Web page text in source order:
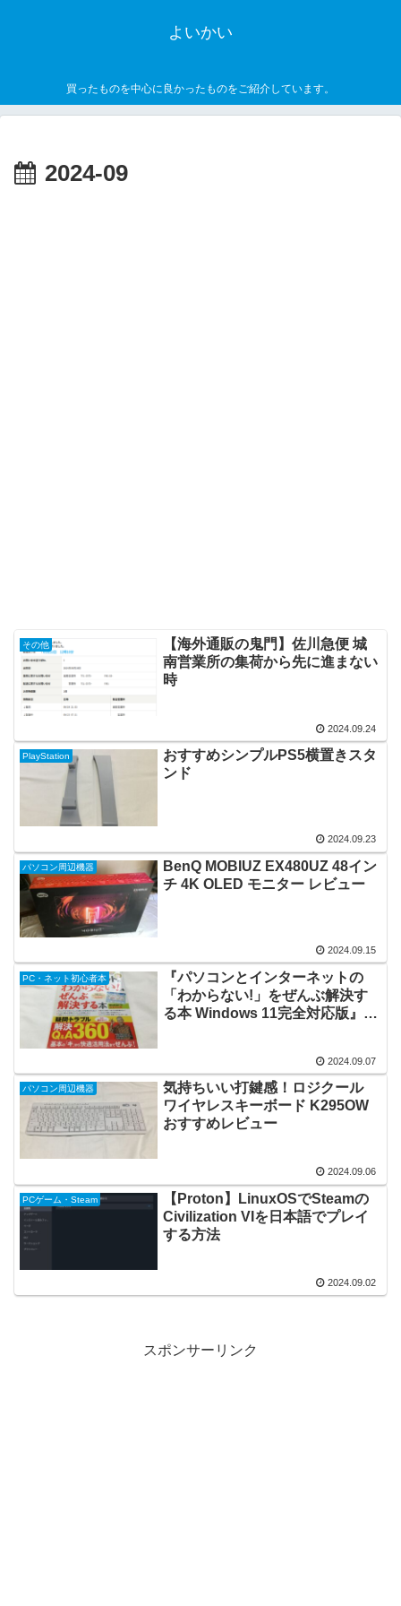
よいかい
買ったものを中心に良かったものをご紹介しています。
2024-09
その他
【海外通販の鬼門】佐川急便 城
南営業所の集荷から先に進まない
時
2024.09.24
PlayStation
おすすめシンプルPS5横置きスタ
ンド
2024.09.23
パソコン周辺機器
BenQ MOBIUZ EX480UZ 48イン
チ 4K OLED モニター レビュー
2024.09.15
PC・ネット初心者本
『パソコンとインターネットの
「わからない!」をぜんぶ解決す
る本 Windows 11完全対応版』を
2024.09.07
パソコン周辺機器
気持ちいい打鍵感！ロジクール
ワイヤレスキーボード K295OW
おすすめレビュー
2024.09.06
PCゲーム・Steam
【Proton】LinuxOSでSteamの
Civilization VIを日本語でプレイ
する方法
2024.09.02
スポンサーリンク